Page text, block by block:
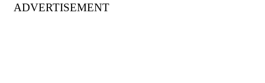
ADVERTISEMENT